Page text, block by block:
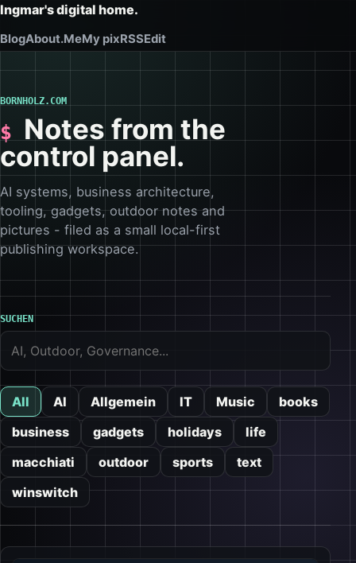
Ingmar's digital home.
BlogAbout.MeMy pixRSSEdit
BORNHOLZ.COM
Notes from the
control panel.
AI systems, business architecture,
tooling, gadgets, outdoor notes and
pictures - filed as a small local-first
publishing workspace.
SUCHEN
All AI Allgemein IT Music
books
business
gadgets holidays
life
macchiati
outdoor sports
text
winswitch